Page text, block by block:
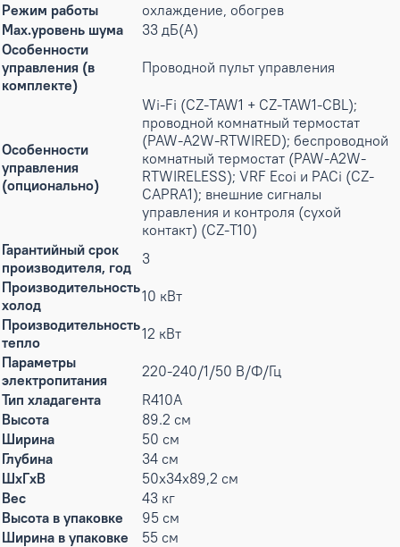
Режим работы
охлаждение, обогрев
Max.уровень шума
33 дБ(А)
Особенности
управления (в
комплекте)
Проводной пульт управления
Особенности
управления
(опционально)
Wi-Fi (CZ-TAW1 + CZ-TAW1-CBL);
проводной комнатный термостат
(PAW-A2W-RTWIRED); беспроводной
комнатный термостат (PAW-A2W-
RTWIRELESS); VRF Ecoi и PACi (CZ-
CAPRA1); внешние сигналы
управления и контроля (сухой
контакт) (CZ-T10)
Гарантийный срок
производителя, год
3
Производительность
холод
10 кВт
Производительность
тепло
12 кВт
Параметры
электропитания
220-240/1/50 В/Ф/Гц
Тип хладагента
R410A
Высота
89.2 см
Ширина
50 см
Глубина
34 см
ШxГxВ
50x34x89,2 см
Вес
43 кг
Высота в упаковке
95 см
Ширина в упаковке
55 см